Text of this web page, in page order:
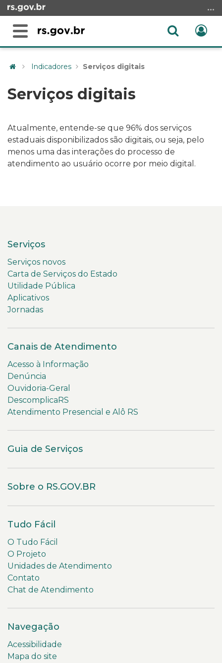
para
conteúdo
para
menu
busca
Alterna
Abrir
do
Indicadores Serviços digitais
Serviços digitais
Atualmente, entende-se que 96% dos serviços
estaduais disponibilizados são digitais, ou seja, pelo
menos uma das interações do processo de
atendimento ao usuário ocorre por meio digital.
Serviços
Serviços novos
Carta de Serviços do Estado
Utilidade Pública
Aplicativos
Jornadas
Canais de Atendimento
Acesso à Informação
Denúncia
Ouvidoria-Geral
DescomplicaRS
Atendimento Presencial e Alô RS
Guia de Serviços
Sobre o RS.GOV.BR
Tudo Fácil
O Tudo Fácil
O Projeto
Unidades de Atendimento
Contato
Chat de Atendimento
Navegação
Acessibilidade
Mapa do site